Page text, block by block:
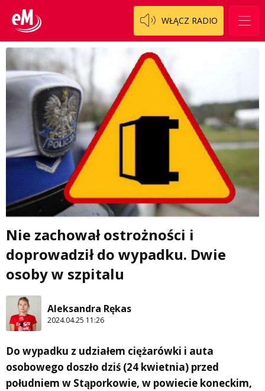
WŁĄCZ RADIO
Nie zachował ostrożności i
doprowadził do wypadku. Dwie
osoby w szpitalu
Aleksandra Rękas
2024.04.25 11:26
Do wypadku z udziałem ciężarówki i auta
osobowego doszło dziś (24 kwietnia) przed
południem w Stąporkowie, w powiecie koneckim,